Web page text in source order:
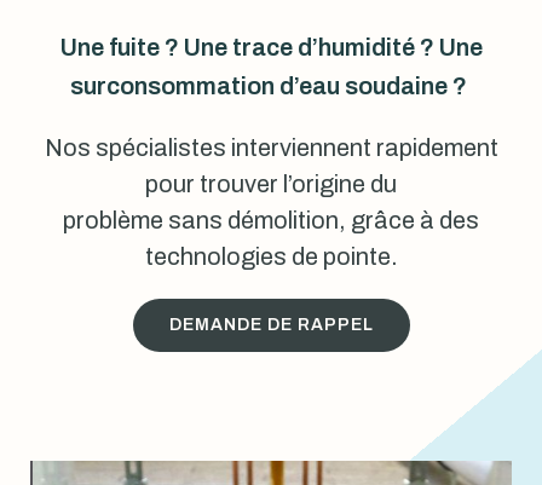
Une fuite ? Une trace d’humidité ? Une
surconsommation d’eau soudaine ?
Nos spécialistes interviennent rapidement
pour trouver l’origine du
problème sans démolition, grâce à des
technologies de pointe.
DEMANDE DE RAPPEL